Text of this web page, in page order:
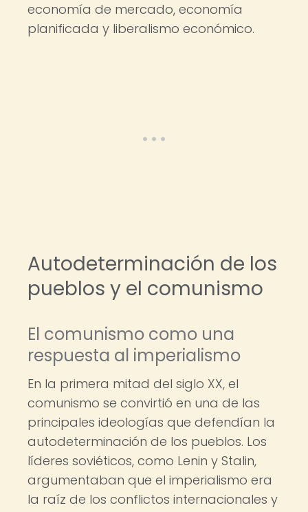
economía de mercado, economía
planificada y liberalismo económico.
Autodeterminación de los
pueblos y el comunismo
El comunismo como una
respuesta al imperialismo
En la primera mitad del siglo XX, el
comunismo se convirtió en una de las
principales ideologías que defendían la
autodeterminación de los pueblos. Los
líderes soviéticos, como Lenin y Stalin,
argumentaban que el imperialismo era
la raíz de los conflictos internacionales y